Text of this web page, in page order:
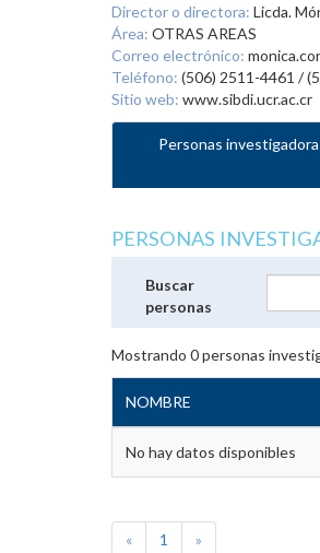
Director o directora: Licda.
Área: OTRAS AREAS
Correo electrónico:
Teléfono: (506) 2511-4461 /
Sitio web: www.sibdi.ucr.ac.cr
Personas
PERSONAS
Buscar
personas
Mostrando 0personas
NOMBRE
No hay datos disponibles
« 1 »